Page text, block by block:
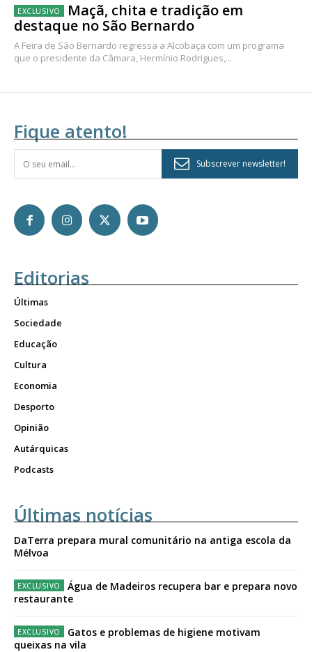
Maçã, chita e tradição em
destaque no São Bernardo
A Feira de São Bernardo regressa a Alcobaça com um programa
que o presidente da Câmara, Hermínio Rodrigues,...
Fique atento!
Subscrever newsletter!
Editorias
Últimas
Sociedade
Educação
Cultura
Economia
Desporto
Opinião
Autárquicas
Podcasts
Últimas notícias
DaTerra prepara mural comunitário na antiga escola da
Mélvoa
Água de Madeiros recupera bar e prepara novo
restaurante
Gatos e problemas de higiene motivam
queixas na vila